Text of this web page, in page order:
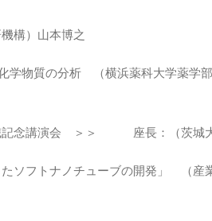
山本博之
化学物質の分析 （横浜薬科大学薬
記念講演会 ＞＞ 座長：（茨城大
たソフトナノチューブの開発」 （